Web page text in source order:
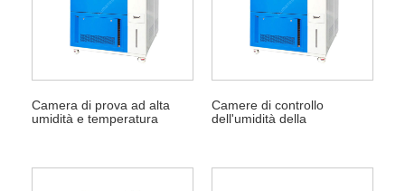
Camera di prova ad alta
umidità e temperatura
Camere di controllo
dell'umidità della